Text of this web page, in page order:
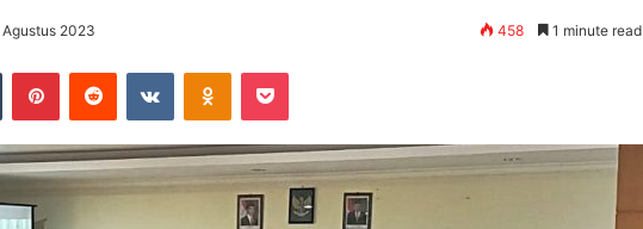
Agustus 2023 458 1 minute read
Tumblr PinterestReddit VKontakteOdnoklassniki
Pocket